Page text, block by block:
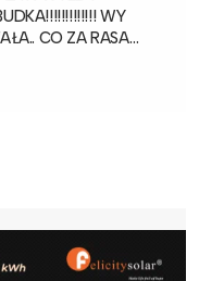
WY
CO ZA RASA…